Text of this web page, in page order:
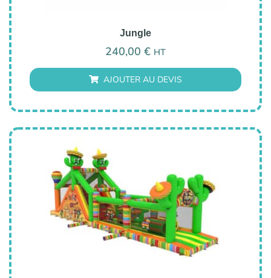
Jungle
240,00 € HT
AJOUTER AU DEVIS